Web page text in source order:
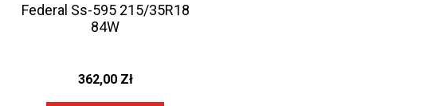
Federal Ss-595 215/35R18
84W
362,00 Zł